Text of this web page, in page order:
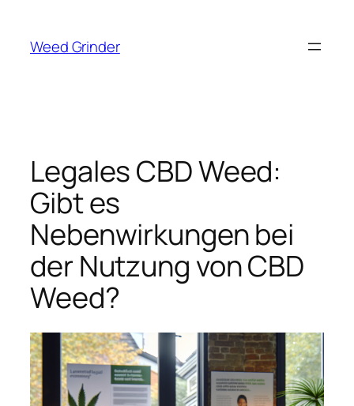
springen
Weed Grinder
Legales CBD Weed:
Gibt es
Nebenwirkungen bei
der Nutzung von CBD
Weed?